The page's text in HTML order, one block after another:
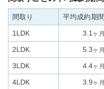
間取り 平均成約期間
1LDK 3.1 ヶ月
2LDK 5.3ヶ月
3LDK 4.4ヶ月
4LDK 3.9ヶ月